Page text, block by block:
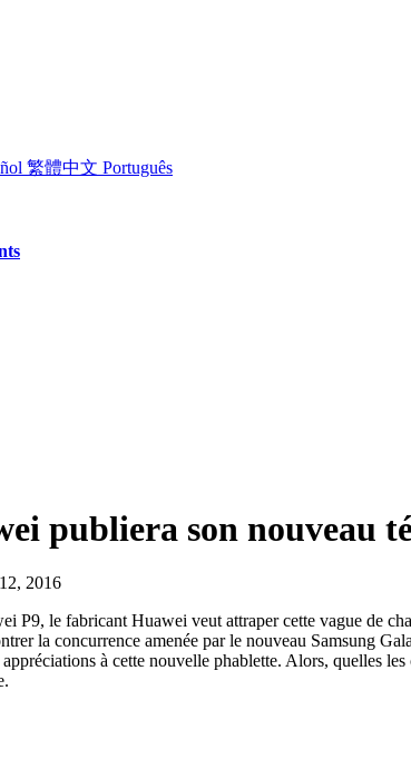
繁體中文 Português
publiera son nouveau
2016
P9, le fabricant Huawei veut attraper cette vague de
la concurrence amenée par le nouveau Samsung
appréciations à cette nouvelle phablette. Alors, quelles